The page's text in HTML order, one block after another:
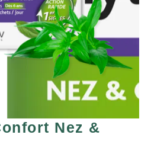
Nez &